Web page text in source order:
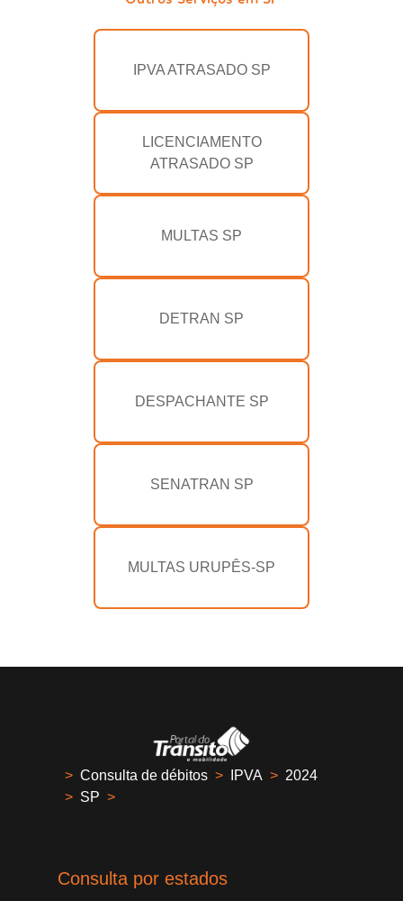
IPVA ATRASADO SP
LICENCIAMENTO
ATRASADO SP
MULTAS SP
DETRAN SP
DESPACHANTE SP
SENATRAN SP
MULTAS URUPÊS-SP
> Consulta de débitos > IPVA > 2024
> SP >
Consulta por estados